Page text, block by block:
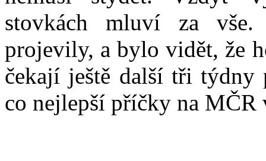
stovkách mluví za
projevily, a bylo vidět, že
čekají ještě další tři týdny
co nejlepší příčky na MČR